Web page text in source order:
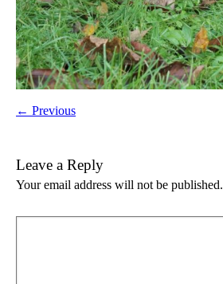
← Previous
Leave a Reply
Your email address will not be published.